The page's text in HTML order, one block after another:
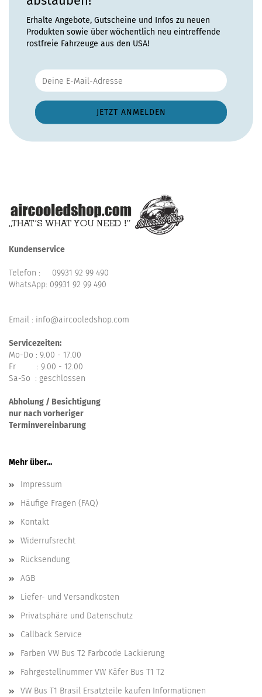
Erhalte Angebote, Gutscheine und Infos zu neuen
Produkten sowie über wöchentlich neu eintreffende
rostfreie Fahrzeuge aus den USA!
Kundenservice
Telefon : 09931 92 99 490
WhatsApp: 09931 92 99 490
Email : info@aircooledshop.com
Servicezeiten:
Mo-Do : 9.00 - 17.00
Fr : 9.00 - 12.00
Sa-So : geschlossen
Abholung / Besichtigung
nur nach vorheriger
Terminvereinbarung
Mehr über...
Impressum
Häufige Fragen (FAQ)
Kontakt
Widerrufsrecht
Rücksendung
AGB
Liefer- und Versandkosten
Privatsphäre und Datenschutz
Callback Service
Farben VW Bus T2 Farbcode Lackierung
Fahrgestellnummer VW Käfer Bus T1 T2
VW Bus T1 Brasil Ersatzteile kaufen Informationen